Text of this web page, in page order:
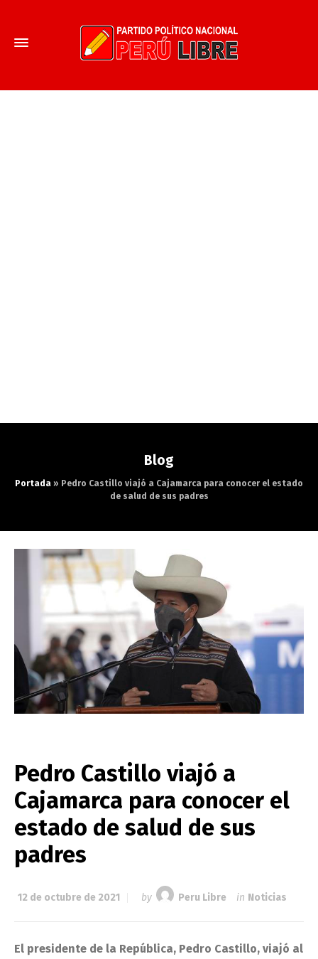
Blog
Portada » Pedro Castillo viajó a Cajamarca para conocer el estado
de salud de sus padres
Pedro Castillo viajó a
Cajamarca para conocer el
estado de salud de sus
padres
12 de octubre de 2021 by Peru Libre in Noticias
El presidente de la República, Pedro Castillo, viajó al